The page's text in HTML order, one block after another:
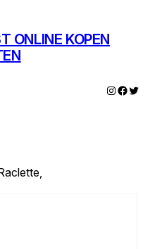
ONLINE KOPEN
Instagram
Twitter